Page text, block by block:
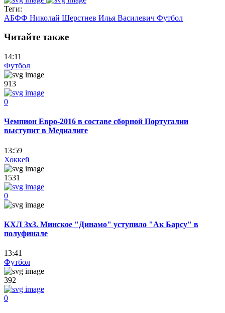
Теги:
АБФФ Николай Шерстнев Илья Василевич Футбол
Читайте также
14:11
Футбол
913
0
Чемпион Евро-2016 в составе сборной Португалии
выступит в Медиалиге
13:59
Хоккей
1531
0
КХЛ 3х3. Минское "Динамо" уступило "Ак Барсу" в
полуфинале
13:41
Футбол
392
0